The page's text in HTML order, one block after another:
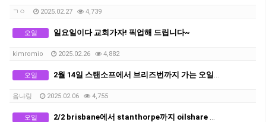
ㄱㅇ 2025.02.27 4,739
오일 일요일이다 교회가자! 픽업해 드립니다~
kimromio 2025.02.26 4,882
오일 2월 14일 스탠소프에서 브리즈번까지 가는 오일쉐어 구합니다
음냐링 2025.02.06 4,755
오일 2/2 brisbane에서 stanthorpe까지 oilshare 구합니다